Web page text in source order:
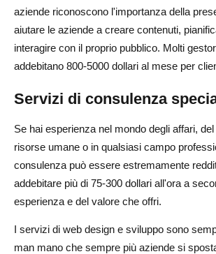
aziende riconoscono l'importanza della
aiutare le aziende a creare contenuti,
interagire con il proprio pubblico. Molti
addebitano 800-5000 dollari al mese per
Servizi di consulenza
Se hai esperienza nel mondo degli affari,
risorse umane o in qualsiasi campo
consulenza può essere estremamente
addebitare più di 75-300 dollari all'ora a
esperienza e del valore che offri.
I servizi di web design e sviluppo sono
man mano che sempre più aziende si